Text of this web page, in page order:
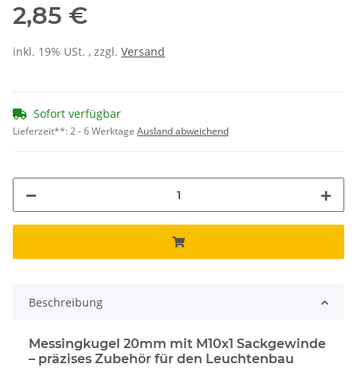
2,85 €
inkl. 19% USt. , zzgl. Versand
Sofort verfügbar
Lieferzeit**:2 - 6 Werktage Ausland abweichend
Beschreibung
Messingkugel 20mm mit M10x1 Sackgewinde
– präzises Zubehör für den Leuchtenbau